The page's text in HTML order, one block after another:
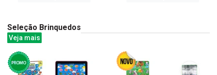
Seleção Brinquedos
Veja mais